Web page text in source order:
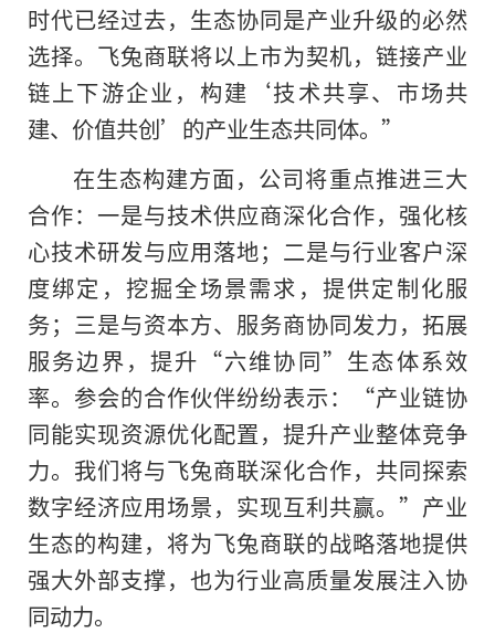
时代已经过去，生态协同是产业升级的必然
选择。飞兔商联将以上市为契机，链接产业
链上下游企业，构建‘技术共享、市场共
建、价值共创’的产业生态共同体。”
在生态构建方面，公司将重点推进三大
合作：一是与技术供应商深化合作，强化核
心技术研发与应用落地；二是与行业客户深
度绑定，挖掘全场景需求，提供定制化服
务；三是与资本方、服务商协同发力，拓展
服务边界，提升“六维协同”生态体系效
率。参会的合作伙伴纷纷表示：“产业链协
同能实现资源优化配置，提升产业整体竞争
力。我们将与飞兔商联深化合作，共同探索
数字经济应用场景，实现互利共赢。”产业
生态的构建，将为飞兔商联的战略落地提供
强大外部支撑，也为行业高质量发展注入协
同动力。